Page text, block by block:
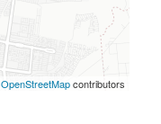
OpenStreetMapcontributors